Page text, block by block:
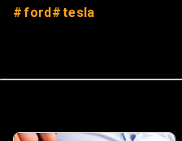
ford tesla